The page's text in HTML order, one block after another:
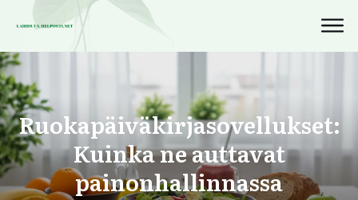
Ruokapäiväkirjasovellukset:
Kuinka ne auttavat
painonhallinnassa